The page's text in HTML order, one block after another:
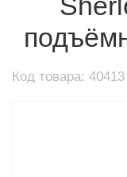
Код товара: 40413